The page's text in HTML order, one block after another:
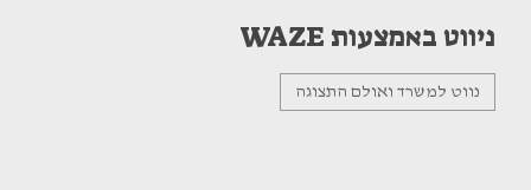
ניווט באמצעות WAZE
נווט למשרד ואולם התצוגה